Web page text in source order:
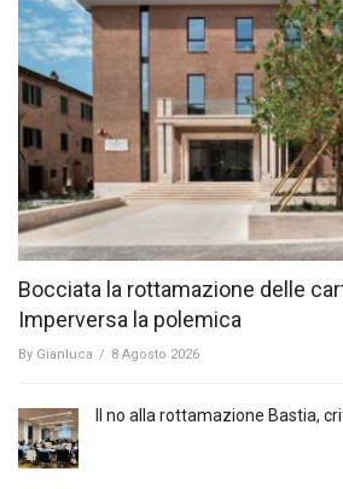
Bocciata la rottamazione delle
Imperversa la polemica
By Gianluca / 8 Agosto 2026
Il no alla rottamazione Bastia,